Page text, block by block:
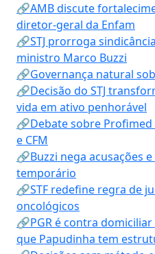
🔗AMB discute
diretor-geral da Enfam
🔗STJ prorroga
ministro Marco Buzzi
🔗Governança natural
🔗Decisão do STJ
vida em ativo penhorável
🔗Debate sobre
e CFM
🔗Buzzi nega acusações
temporário
🔗STF redefine regra de
oncológicos
🔗PGR é contra
que Papudinha tem